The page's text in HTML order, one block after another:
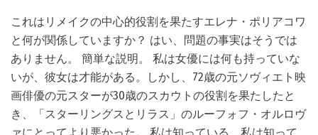
これはリメイクの中心的役割を果たすエレナ・ポリアコワ
と何が関係していますか？ はい、問題の事実はそうでは
ありません。 簡単な説明。 私は女優には何も持っていな
いが、彼女は才能がある。しかし、72歳の元ソヴィエト映
画俳優の元スターが30歳のスカウトの役割を果たしたと
き、「スターリングスとリラス」のルーフォフ・オルロヴ